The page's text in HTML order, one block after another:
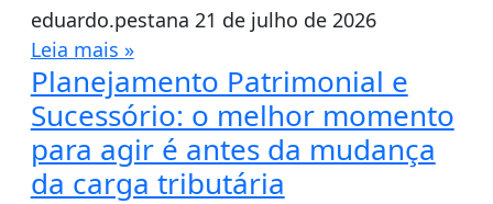
eduardo.pestana 21 de julho de 2026
Leia mais »
Planejamento Patrimonial e
Sucessório: o melhor momento
para agir é antes da mudança
da carga tributária